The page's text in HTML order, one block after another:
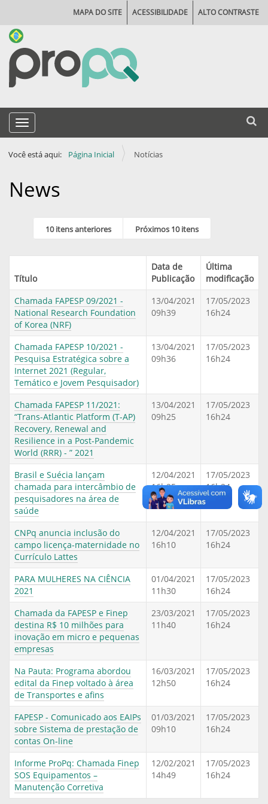
Busca
MAPA DO SITE ACESSIBILIDADE ALTO CONTRASTE
Toggle navigation
Você está aqui: Página Inicial Notícias
News
10 itens anteriores Próximos 10 itens
Título
Data de
Publicação
Última
modificação
Chamada FAPESP 09/2021 -
National Research Foundation
of Korea (NRF)
13/04/2021
09h39
17/05/2023
16h24
Chamada FAPESP 10/2021 -
Pesquisa Estratégica sobre a
Internet 2021 (Regular,
Temático e Jovem Pesquisador)
13/04/2021
09h36
17/05/2023
16h24
Chamada FAPESP 11/2021:
“Trans-Atlantic Platform (T-AP)
Recovery, Renewal and
Resilience in a Post-Pandemic
World (RRR) - ” 2021
13/04/2021
09h25
17/05/2023
16h24
Brasil e Suécia lançam
chamada para intercâmbio de
pesquisadores na área de
saúde
12/04/2021
16h25
17/05/2023
16h24
CNPq anuncia inclusão do
campo licença-maternidade no
Currículo Lattes
12/04/2021
16h10
17/05/2023
16h24
PARA MULHERES NA CIÊNCIA
2021
01/04/2021
11h30
17/05/2023
16h24
Chamada da FAPESP e Finep
destina R$ 10 milhões para
inovação em micro e pequenas
empresas
23/03/2021
11h40
17/05/2023
16h24
Na Pauta: Programa abordou
edital da Finep voltado à área
de Transportes e afins
16/03/2021
12h50
17/05/2023
16h24
FAPESP - Comunicado aos EAIPs
sobre Sistema de prestação de
contas On-line
01/03/2021
09h10
17/05/2023
16h24
Informe ProPq: Chamada Finep
SOS Equipamentos –
Manutenção Corretiva
12/02/2021
14h49
17/05/2023
16h24